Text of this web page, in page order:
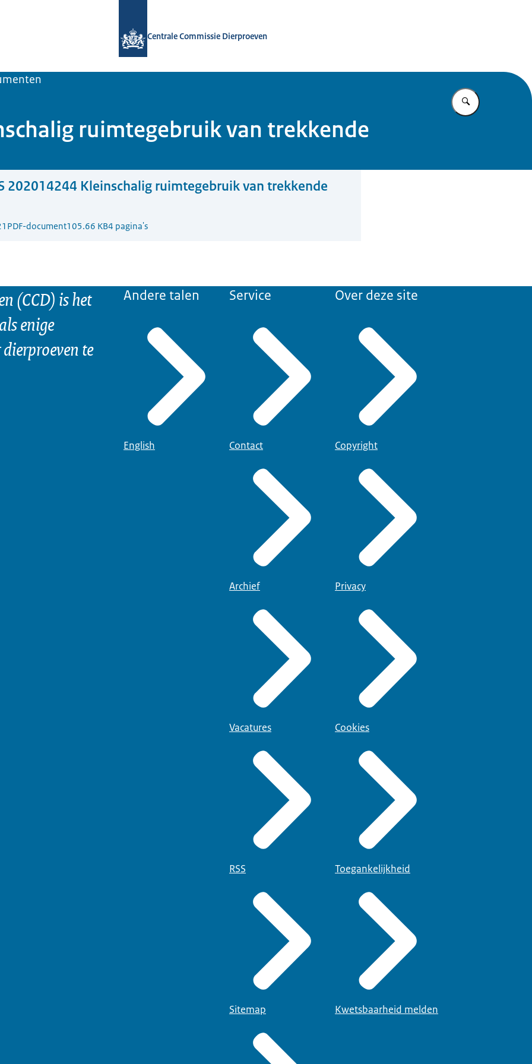
Centrale Commissie Dierproeven
Vul in wat u
ruimtegebruik van trekkende
202014244 Kleinschalig ruimtegebruik van trekkende
PDF-document105.66 KB4 pagina's
(CCD) is het
enige
te
Andere talen
English
Service
Contact
Archief
Vacatures
RSS
Sitemap
Over deze site
Copyright
Privacy
Cookies
Toegankelijkheid
Kwetsbaarheid melden